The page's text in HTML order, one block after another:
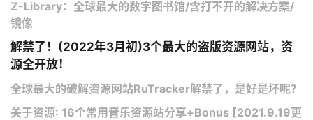
Z-Library：全球最大的数字图书馆/含打不开的解决方案/
镜像
解禁了！(2022年3月初)3个最大的盗版资源网站，资
源全开放！
全球最大的破解资源网站RuTracker解禁了，是好是坏呢？
关于资源: 16个常用音乐资源站分享+Bonus [2021.9.19更